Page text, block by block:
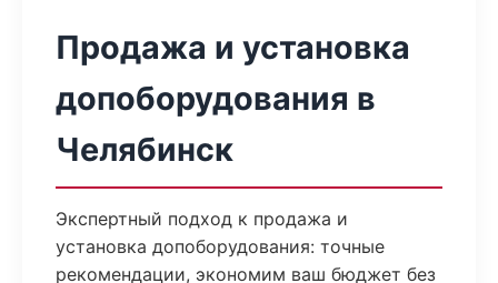
Продажа и установка
допоборудования в
Челябинск
Экспертный подход к продажа и
установка допоборудования: точные
рекомендации, экономим ваш бюджет без